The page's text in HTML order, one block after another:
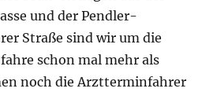
und der Pendler-
Straße sind wir um die
schon mal mehr als
noch die Arztterminfahrer